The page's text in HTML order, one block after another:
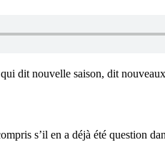
dit nouvelle saison, dit
s’il en a déjà été question